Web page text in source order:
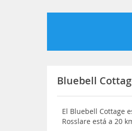
Bluebell
El Bluebell Cottage
Rosslare está a 20